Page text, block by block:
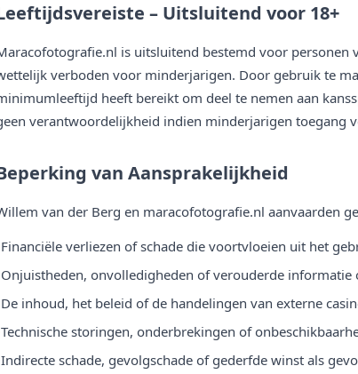
– Uitsluitend voor 18+
is uitsluitend bestemd voor personen
verboden voor minderjarigen. Door gebruik te
heeft bereikt om deel te nemen aan
verantwoordelijkheid indien minderjarigen toegang
van Aansprakelijkheid
van der Berg en maracofotografie.nl aanvaarden
Financiële verliezen of schade die voortvloeien uit het
Onjuistheden, onvolledigheden of verouderde informatie
De inhoud, het beleid of de handelingen van externe
Technische storingen, onderbrekingen of
Indirecte schade, gevolgschade of gederfde winst als